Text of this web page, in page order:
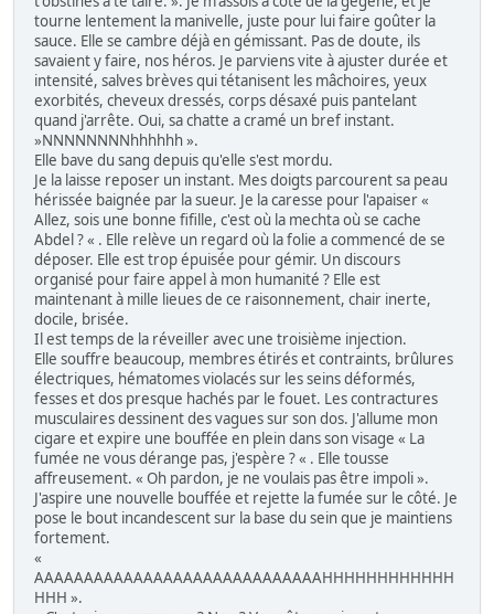
tourne lentement la manivelle, juste pour lui faire goûter la
sauce. Elle se cambre déjà en gémissant. Pas de doute, ils
savaient y faire, nos héros. Je parviens vite à ajuster durée et
intensité, salves brèves qui tétanisent les mâchoires, yeux
exorbités, cheveux dressés, corps désaxé puis pantelant
quand j'arrête. Oui, sa chatte a cramé un bref instant.
»NNNNNNNNhhhhhh ».
Elle bave du sang depuis qu'elle s'est mordu.
Je la laisse reposer un instant. Mes doigts parcourent sa peau
hérissée baignée par la sueur. Je la caresse pour l'apaiser «
Allez, sois une bonne fifille, c'est où la mechta où se cache
Abdel ? « . Elle relève un regard où la folie a commencé de se
déposer. Elle est trop épuisée pour gémir. Un discours
organisé pour faire appel à mon humanité ? Elle est
maintenant à mille lieues de ce raisonnement, chair inerte,
docile, brisée.
Il est temps de la réveiller avec une troisième injection.
Elle souffre beaucoup, membres étirés et contraints, brûlures
électriques, hématomes violacés sur les seins déformés,
fesses et dos presque hachés par le fouet. Les contractures
musculaires dessinent des vagues sur son dos. J'allume mon
cigare et expire une bouffée en plein dans son visage « La
fumée ne vous dérange pas, j'espère ? « . Elle tousse
affreusement. « Oh pardon, je ne voulais pas être impoli ».
J'aspire une nouvelle bouffée et rejette la fumée sur le côté. Je
pose le bout incandescent sur la base du sein que je maintiens
fortement.
«
AAAAAAAAAAAAAAAAAAAAAAAAAAAAAHHHHHHHHHHHH
HHH ».